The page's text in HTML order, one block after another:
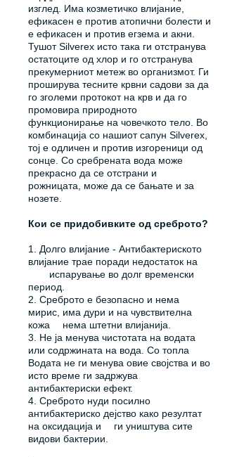
изглед. Има козметичко влијание,
ефикасен е против атопични болести и
е ефикасен и против егзема и акни.
Тушот Silverex исто така ги отстранува
остатоците од хлор и го отстранува
прекумерниот метеж во организмот. Ги
проширува тесните крвни садови за да
го зголеми протокот на крв и да го
промовира природното
функционирање на човечкото тело. Во
комбинација со нашиот сапун Silverex,
тој е одличен и против изгореници од
сонце. Со сребрената вода може
прекрасно да се отстрани и
рожницата, може да се бањате и за
нозете.
Кои се придобивките од среброто?
1. Долго влијание - Антибактериското
влијание трае поради недостаток на
испарување во долг временски
период.
2. Среброто е безопасно и нема
мирис, има дури и на чувствителна
кожа
нема штетни влијанија.
3. Не ја менува чистотата на водата
или содржината на вода. Со топла
Водата не ги менува овие својства и во
исто време ги задржува
антибактериски ефект.
4. Среброто нуди посилно
антибактериско дејство како резултат
на оксидација и
ги уништува сите
видови бактерии.